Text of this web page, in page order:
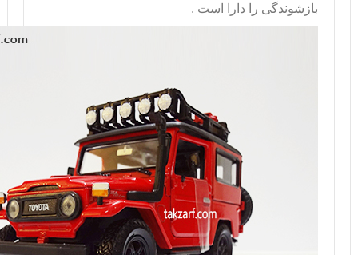
بازشوندگی را دارا است .